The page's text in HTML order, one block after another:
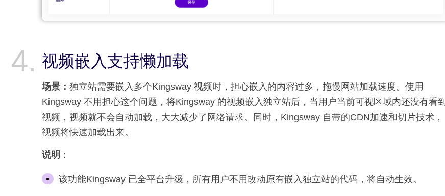
视频嵌入支持懒加载
场景： 独立站需要嵌入多个Kingsway 视频时，担心嵌入的内容过多，拖慢网站加载速度。使用
Kingsway 不用担心这个问题，将Kingsway 的视频嵌入独立站后，当用户当前可视区域内还没有看到
视频，视频就不会自动加载，大大减少了网络请求。同时，Kingsway 自带的CDN加速和切片技术，
视频将快速加载出来。
说明 ：
该功能Kingsway 已全平台升级，所有用户不用改动原有嵌入独立站的代码，将自动生效。